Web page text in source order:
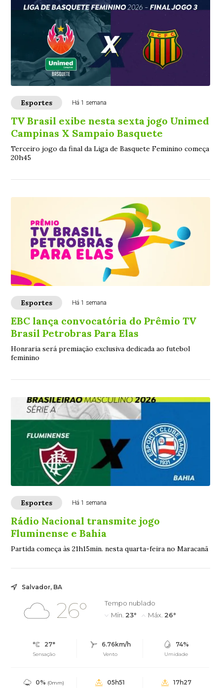
Esportes Há 1 semana
TV Brasil exibe nesta sexta jogo Unimed
Campinas X Sampaio Basquete
Terceiro jogo da final da Liga de Basquete Feminino começa
20h45
Esportes Há 1 semana
EBC lança convocatória do Prêmio TV
Brasil Petrobras Para Elas
Honraria será premiação exclusiva dedicada ao futebol
feminino
Esportes Há 1 semana
Rádio Nacional transmite jogo
Fluminense e Bahia
Partida começa às 21h15min. nesta quarta-feira no Maracanã
Salvador, BA
26°
Tempo nublado
Mín. 23° Máx. 26°
27°
Sensação
6.76km/h
Vento
74%
Umidade
0% (0mm)
05h51 17h27